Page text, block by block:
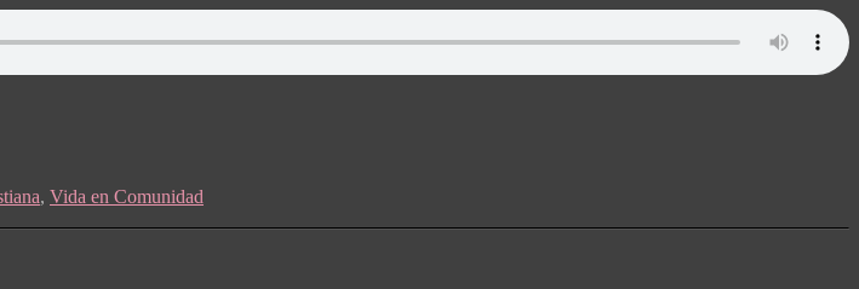
, Vida en Comunidad